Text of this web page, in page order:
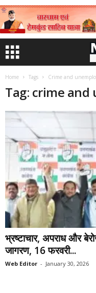
Home Tags Crime and
Tag: crime
भ्रष्टाचार, अपराध और
जागरण, 16 फरवरी...
Web Editor - January 30, 2026